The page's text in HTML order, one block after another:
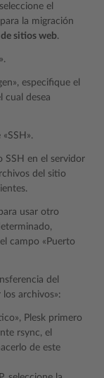
el
la migración
sitios web.
especifique el
cual desea
SSH en el servidor
del sitio
usar otro
campo «Puerto
del
archivos»:
Plesk primero
rsync, el
de este